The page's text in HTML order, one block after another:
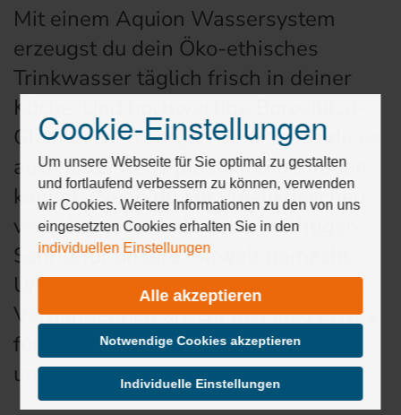
Mit einem Aquion Wassersystem
erzeugst du dein Öko-ethisches
Trinkwasser täglich frisch in deiner
Küche. Und hochwertige Borosilikat-
Glasflaschen sorgen dafür, dass du es
auch unterwegs plastikfrei genießen
kannst. Wenn du auf Plastikflaschen
verzichtest, hast du einen wichtigen
Schritt für unsere Mitwelt gemacht.
Und das Kistenschleppen gehört der
Vergangenheit an. Du tust also etwas
für deine Lebensenergie und für
unsere Mitwelt.
Drücken
Sie
Tab,
um
durch
die
Optionen
navigieren.
lehnt
Cookies
Cookie-Einstellungen
Um unsere Webseite für Sie optimal zu gestalten
und fortlaufend verbessern zu können, verwenden
wir Cookies. Weitere Informationen zu den von uns
eingesetzten Cookies erhalten Sie in den
individuellen Einstellungen
Alle akzeptieren
Notwendige Cookies akzeptieren
Individuelle Einstellungen